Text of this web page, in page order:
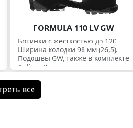
FORMULA 110 LV GW
Ботинки c жесткостью до 120.
Ширина колодки 98 мм (26,5).
Подошвы GW, также в комплекте
Apline. Для экспертов.
все